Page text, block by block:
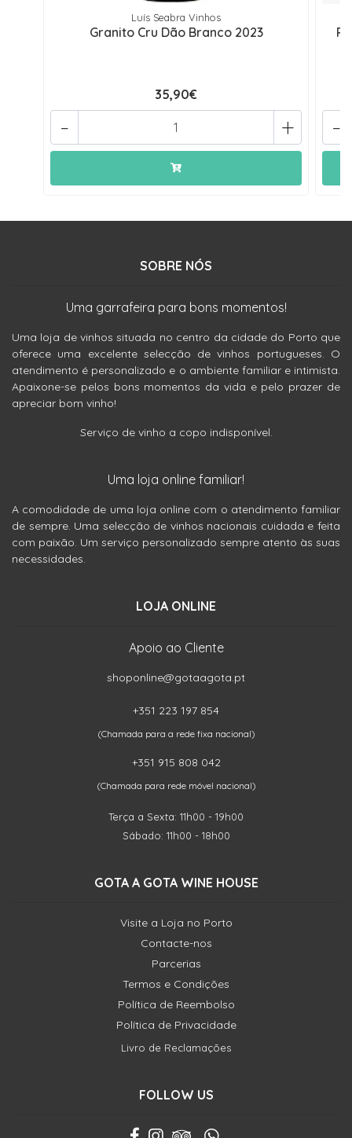
Luís Seabra Vinhos
Granito Cru Dão Branco 2023
35,90€
+
- -
SOBRE NÓS
Uma garrafeira para bons momentos!
Uma loja de vinhos situada no centro da cidade do Porto que
oferece uma excelente selecção de vinhos portugueses. O
atendimento é personalizado e o ambiente familiar e intimista.
Apaixone-se pelos bons momentos da vida e pelo prazer de
apreciar bom vinho!
Serviço de vinho a copo indisponível.
Uma loja online familiar!
A comodidade de uma loja online com o atendimento familiar
de sempre. Uma selecção de vinhos nacionais cuidada e feita
com paixão. Um serviço personalizado sempre atento às suas
necessidades.
LOJA ONLINE
Apoio ao Cliente
shoponline@gotaagota.pt
+351 223 197 854
(Chamada para a rede fixa nacional)
+351 915 808 042
(Chamada para rede móvel nacional)
Terça a Sexta: 11h00 - 19h00
Sábado: 11h00 - 18h00
GOTA A GOTA WINE HOUSE
Visite a Loja no Porto
Contacte-nos
Parcerias
Termos e Condições
Política de Reembolso
Política de Privacidade
Livro de Reclamações
FOLLOW US